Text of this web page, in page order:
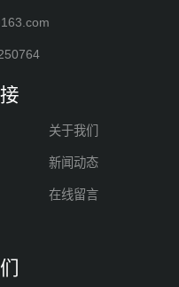
关于我们
新闻动态
在线留言